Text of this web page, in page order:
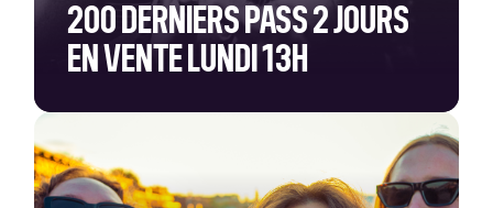
200 DERNIERS PASS 2 JOURS
EN VENTE LUNDI 13H